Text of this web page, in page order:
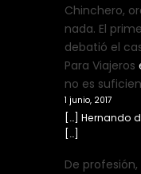
Chinchero,
nada. El
debatió el
Para Viajeros
no es
1 junio, 2017
[…] Hernando
[…]
De profesión,